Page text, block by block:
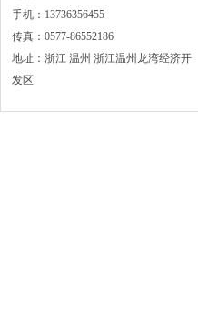
手机：13736356455
传真：0577-86552186
地址：浙江 温州 浙江温州龙湾经济开
发区